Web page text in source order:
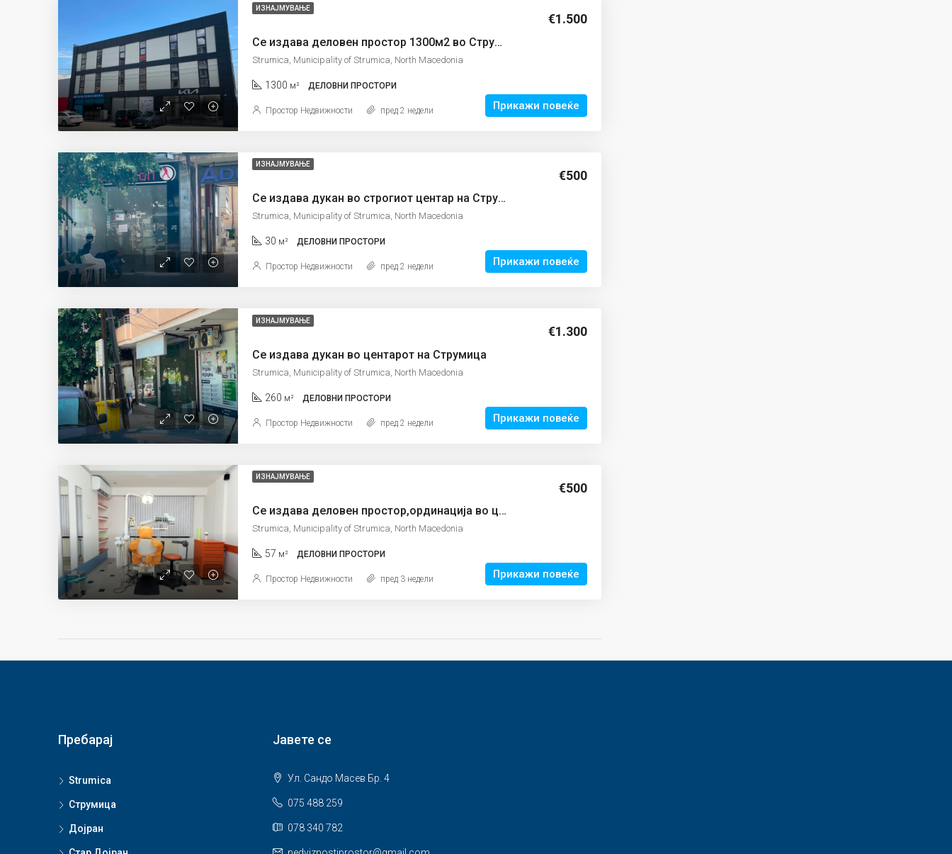
ИЗНАЈМУВАЊЕ
Се издава деловен простор 1300м2 во Струмица
€1.500
Strumica, Municipality of Strumica, North Macedonia
1300 м² ДЕЛОВНИ ПРОСТОРИ
Прикажи повеќе
Простор Недвижности пред 2 недели
ИЗНАЈМУВАЊЕ
Се издава дукан во строгиот центар на Струмица
€500
Strumica, Municipality of Strumica, North Macedonia
30 м² ДЕЛОВНИ ПРОСТОРИ
Прикажи повеќе
Простор Недвижности пред 2 недели
ИЗНАЈМУВАЊЕ
Се издава дукан во центарот на Струмица
€1.300
Strumica, Municipality of Strumica, North Macedonia
260 м² ДЕЛОВНИ ПРОСТОРИ
Прикажи повеќе
Простор Недвижности пред 2 недели
ИЗНАЈМУВАЊЕ
Се издава деловен простор,ординација во центарот на Струмица
€500
Strumica, Municipality of Strumica, North Macedonia
57 м² ДЕЛОВНИ ПРОСТОРИ
Прикажи повеќе
Простор Недвижности пред 3 недели
Пребарај
Strumica
Струмица
Дојран
Јавете се
Ул. Сандо Масев Бр. 4
075 488 259
078 340 782